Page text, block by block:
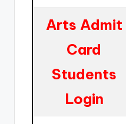
Arts Admit
Card
Students
Login